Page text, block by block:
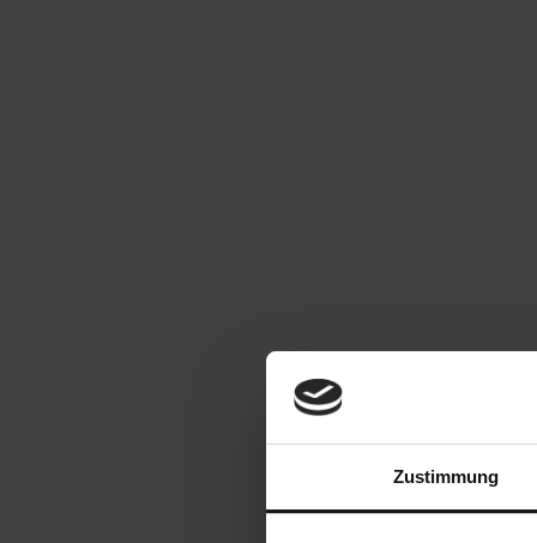
Zustimmung